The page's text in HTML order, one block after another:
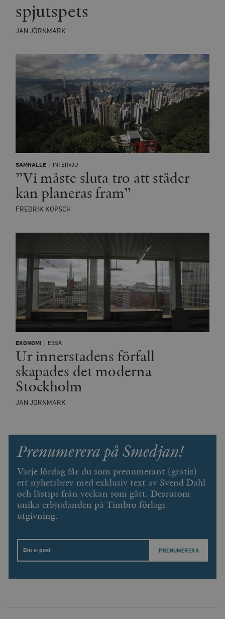
spjutspets
JAN JÖRNMARK
SAMHÄLLE INTERVJU
”Vi måste sluta tro att städer
kan planeras fram”
FREDRIK KOPSCH
EKONOMI ESSÄ
Ur innerstadens förfall
skapades det moderna
Stockholm
JAN JÖRNMARK
Prenumerera på Smedjan!
Varje lördag får du som prenumerant (gratis)
ett nyhetsbrev med exklusiv text av Svend Dahl
och lästips från veckan som gått. Dessutom
unika erbjudanden på Timbro förlags
utgivning.
Email